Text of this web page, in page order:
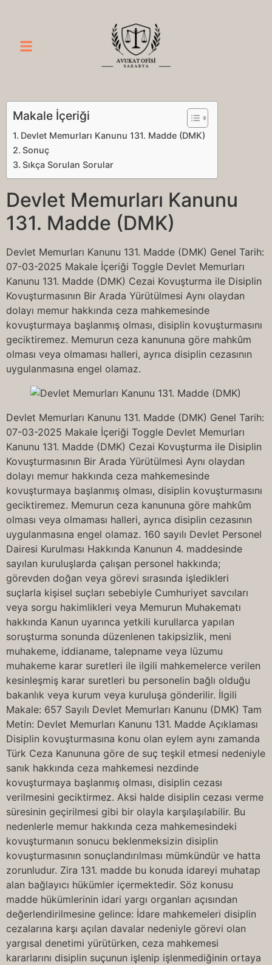
Makale İçeriği
Devlet Memurları Kanunu 131. Madde (DMK)
Sonuç
Sıkça Sorulan Sorular
Devlet Memurları Kanunu
131. Madde (DMK)
Devlet Memurları Kanunu 131. Madde (DMK) Genel Tarih:
07-03-2025 Makale İçeriği Toggle Devlet Memurları
Kanunu 131. Madde (DMK) Cezai Kovuşturma ile Disiplin
Kovuşturmasının Bir Arada Yürütülmesi Aynı olaydan
dolayı memur hakkında ceza mahkemesinde
kovuşturmaya başlanmış olması, disiplin kovuşturmasını
geciktiremez. Memurun ceza kanununa göre mahkûm
olması veya olmaması halleri, ayrıca disiplin cezasının
uygulanmasına engel olamaz.
Devlet Memurları Kanunu 131. Madde (DMK) Genel Tarih:
07-03-2025 Makale İçeriği Toggle Devlet Memurları
Kanunu 131. Madde (DMK) Cezai Kovuşturma ile Disiplin
Kovuşturmasının Bir Arada Yürütülmesi Aynı olaydan
dolayı memur hakkında ceza mahkemesinde
kovuşturmaya başlanmış olması, disiplin kovuşturmasını
geciktiremez. Memurun ceza kanununa göre mahkûm
olması veya olmaması halleri, ayrıca disiplin cezasının
uygulanmasına engel olamaz. 160 sayılı Devlet Personel
Dairesi Kurulması Hakkında Kanunun 4. maddesinde
sayılan kuruluşlarda çalışan personel hakkında;
görevden doğan veya görevi sırasında işledikleri
suçlarla kişisel suçları sebebiyle Cumhuriyet savcıları
veya sorgu hakimlikleri veya Memurun Muhakematı
hakkında Kanun uyarınca yetkili kurullarca yapılan
soruşturma sonunda düzenlenen takipsizlik, meni
muhakeme, iddianame, talepname veya lüzumu
muhakeme karar suretleri ile ilgili mahkemelerce verilen
kesinleşmiş karar suretleri bu personelin bağlı olduğu
bakanlık veya kurum veya kuruluşa gönderilir. İlgili
Makale: 657 Sayılı Devlet Memurları Kanunu (DMK) Tam
Metin: Devlet Memurları Kanunu 131. Madde Açıklaması
Disiplin kovuşturmasına konu olan eylem aynı zamanda
Türk Ceza Kanununa göre de suç teşkil etmesi nedeniyle
sanık hakkında ceza mahkemesi nezdinde
kovuşturmaya başlanmış olması, disiplin cezası
verilmesini geciktirmez. Aksi halde disiplin cezası verme
süresinin geçirilmesi gibi bir olayla karşılaşılabilir. Bu
nedenlerle memur hakkında ceza mahkemesindeki
kovuşturmanın sonucu beklenmeksizin disiplin
kovuşturmasının sonuçlandırılması mümkündür ve hatta
zorunludur. Zira 131. madde bu konuda idareyi muhatap
alan bağlayıcı hükümler içermektedir. Söz konusu
madde hükümlerinin idari yargı organları açısından
değerlendirilmesine gelince: İdare mahkemeleri disiplin
cezalarına karşı açılan davalar nedeniyle görevi olan
yargısal denetimi yürütürken, ceza mahkemesi
kararlarını disiplin suçunun işlenip işlenmediğinin ortaya